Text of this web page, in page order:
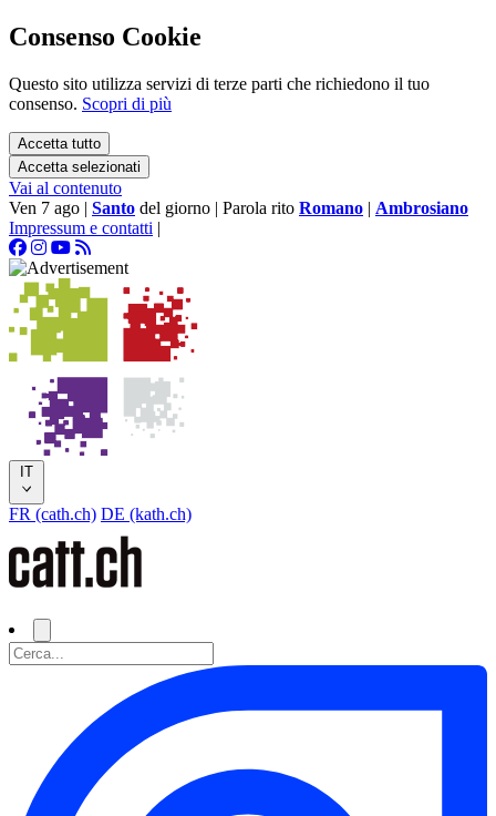
Consenso Cookie
Questo sito utilizza servizi di terze parti che richiedono il tuo
consenso. Scopri di più
Accetta tutto
Accetta selezionati
Vai al contenuto
Ven 7 ago | Santo del giorno | Parola rito Romano | Ambrosiano
Impressum e contatti |
IT
FR (cath.ch) DE (kath.ch)